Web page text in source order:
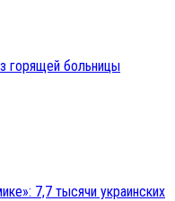
горящей больницы
7,7 тысячи украинских